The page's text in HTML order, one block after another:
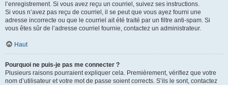
l’enregistrement. Si vous avez reçu un courriel, suivez ses instructions.
Si vous n’avez pas reçu de courriel, il se peut que vous ayez fourni une
adresse incorrecte ou que le courriel ait été traité par un filtre anti-spam. Si
vous êtes sûr de l’adresse courriel fournie, contactez un administrateur.
Haut
Pourquoi ne puis-je pas me connecter ?
Plusieurs raisons pourraient expliquer cela. Premièrement, vérifiez que votre
nom d’utilisateur et votre mot de passe soient corrects. S’ils le sont, contactez